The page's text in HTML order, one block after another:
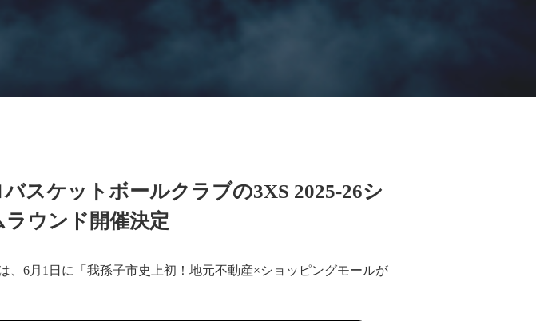
スケットボールクラブの3XS 2025-26シ
ラウンド開催決定
、6月1日に「我孫子市史上初！地元不動産×ショッピングモールが